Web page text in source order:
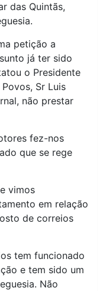
das Quintãs,
petição a
já ter sido
o Presidente
Sr Luis
não prestar
fez-nos
que se rege
vimos
em relação
de correios
tem funcionado
e tem sido um
Não